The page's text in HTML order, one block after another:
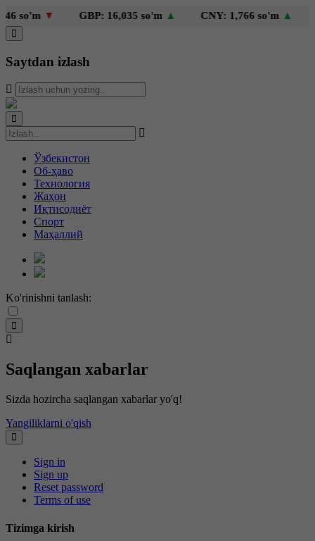
so'm▼ GBP: 16,035 so'm▲ CNY: 1,766 so'm▲
Saytdan izlash
Ўзбекистон
Об-ҳаво
Технология
Жаҳон
Иқтисодиёт
Спорт
Маҳаллий
Ko'rinishni tanlash:
Saqlangan xabarlar
Sizda hozircha saqlangan xabarlar yo'q!
Yangiliklarni o'qish
Sign in
Sign up
Reset password
Terms of use
Tizimga kirish